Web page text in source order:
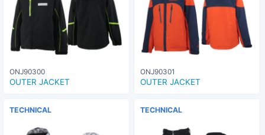
ONJ90300
OUTER JACKET
ONJ90301
OUTER JACKET
TECHNICAL TECHNICAL